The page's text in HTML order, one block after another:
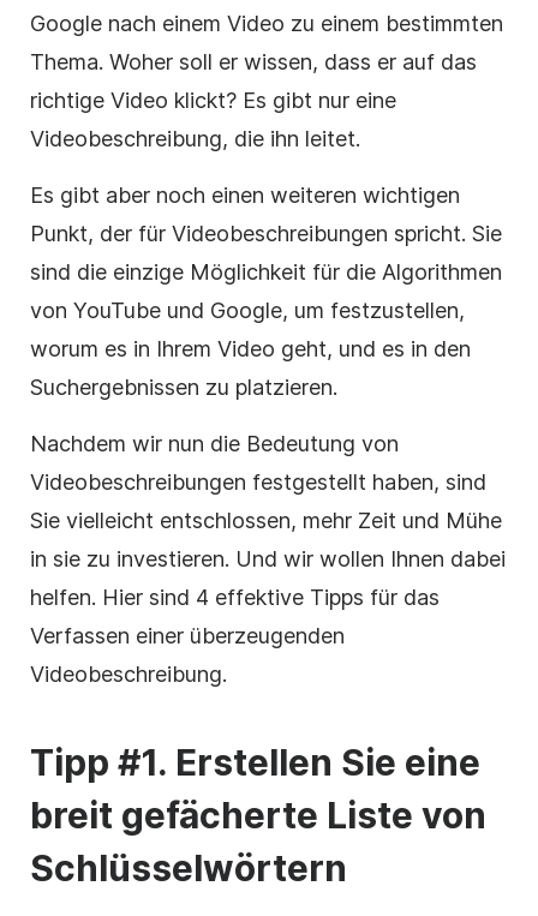
Google nach einem Video zu einem bestimmten
Thema. Woher soll er wissen, dass er auf das
richtige Video klickt? Es gibt nur eine
Videobeschreibung, die ihn leitet.
Es gibt aber noch einen weiteren wichtigen
Punkt, der für Videobeschreibungen spricht. Sie
sind die einzige Möglichkeit für die Algorithmen
von YouTube und Google, um festzustellen,
worum es in Ihrem Video geht, und es in den
Suchergebnissen zu platzieren.
Nachdem wir nun die Bedeutung von
Videobeschreibungen festgestellt haben, sind
Sie vielleicht entschlossen, mehr Zeit und Mühe
in sie zu investieren. Und wir wollen Ihnen dabei
helfen. Hier sind 4 effektive Tipps für das
Verfassen einer überzeugenden
Videobeschreibung.
Tipp #1. Erstellen Sie eine
breit gefächerte Liste von
Schlüsselwörtern